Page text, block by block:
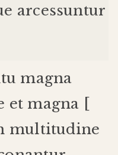
arcessuntur
magna
et magna [
multitudine